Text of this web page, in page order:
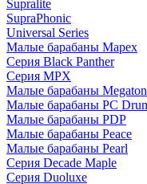
Supralite
SupraPhonic
Universal Series
Малые барабаны Mapex
Серия Black Panther
Серия MPX
Малые барабаны
Малые барабаны PC
Малые барабаны PDP
Малые барабаны Peace
Малые барабаны Pearl
Серия Decade Maple
Серия Duoluxe